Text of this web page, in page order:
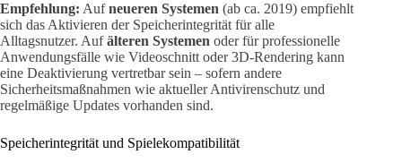
Empfehlung: Aufneueren Systemen (ab ca. 2019) empfiehlt
sich das Aktivieren der Speicherintegrität für alle
Alltagsnutzer. Aufälteren Systemen oder für professionelle
Anwendungsfälle wie Videoschnitt oder 3D-Rendering kann
eine Deaktivierung vertretbar sein – sofern andere
Sicherheitsmaßnahmen wie aktueller Antivirenschutz und
regelmäßige Updates vorhanden sind.
Speicherintegrität und Spielekompatibilität